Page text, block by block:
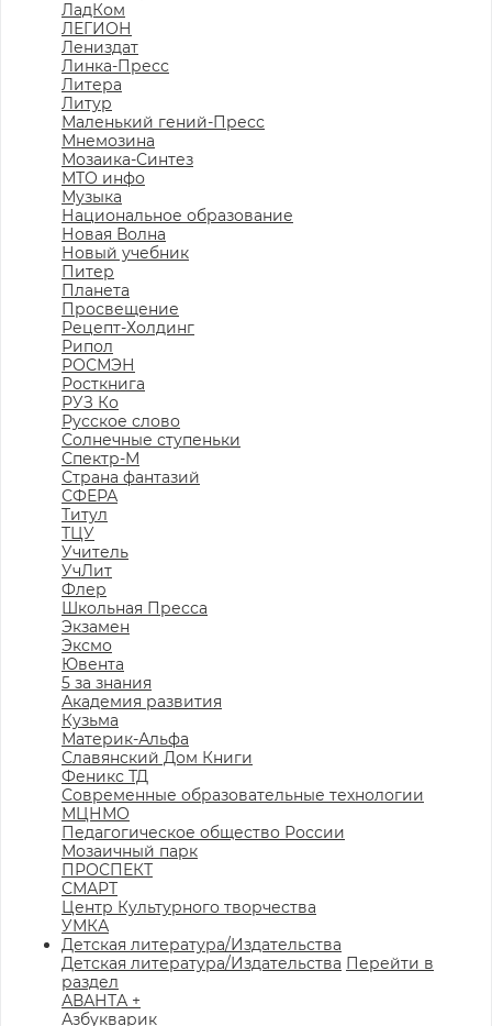
ЛадКом
ЛЕГИОН
Лениздат
Линка-Пресс
Литера
Литур
Маленький гений-Пресс
Мнемозина
Мозаика-Синтез
МТО инфо
Музыка
Национальное образование
Новая Волна
Новый учебник
Питер
Планета
Просвещение
Рецепт-Холдинг
Рипол
РОСМЭН
Росткнига
РУЗ Ко
Русское слово
Солнечные ступеньки
Спектр-М
Страна фантазий
СФЕРА
Титул
ТЦУ
Учитель
УчЛит
Флер
Школьная Пресса
Экзамен
Эксмо
Ювента
5 за знания
Академия развития
Кузьма
Материк-Альфа
Славянский Дом Книги
Феникс ТД
Современные образовательные технологии
МЦНМО
Педагогическое общество России
Мозаичный парк
ПРОСПЕКТ
СМАРТ
Центр Культурного творчества
УМКА
Детская литература/Издательства
Детская литература/Издательства Перейти в
раздел
АВАНТА +
Азбукварик